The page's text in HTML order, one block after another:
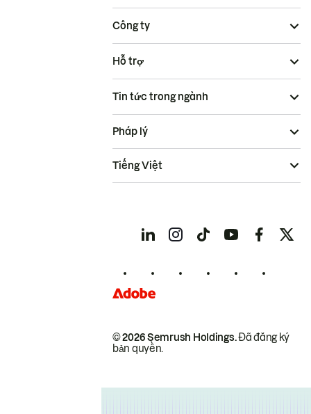
Công ty
Hỗ trợ
Tin tức trong ngành
© 2026 Semrush Holdings.Đã đăng ký
bản quyền.
Pháp lý
Tiếng Việt